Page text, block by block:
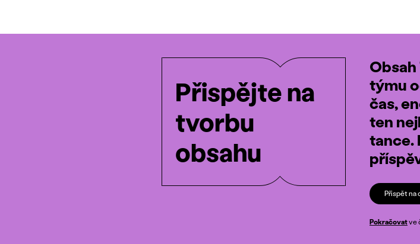
Přispějte na
tvorbu
obsahu
týmu
čas,
ten
tance.
Přispět na
Pokračovatve